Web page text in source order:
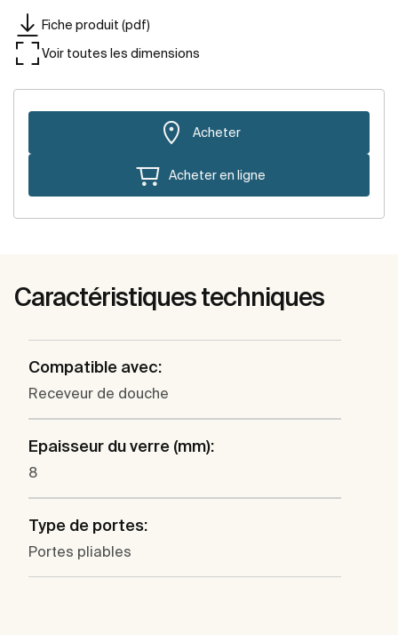
Fiche produit (pdf)
Voir toutes les dimensions
Acheter
Acheter en ligne
Caractéristiques techniques
Compatible avec:
Receveur de douche
Epaisseur du verre (mm):
8
Type de portes:
Portes pliables